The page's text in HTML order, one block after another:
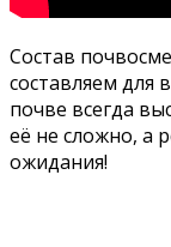
Состав
составляем для
почве всегда
её не сложно, а
ожидания!